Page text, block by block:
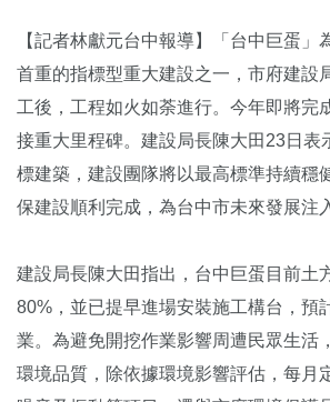
【記者林獻元台中報導】「台中巨蛋」
首重的指標型重大建設之一，市府建設
工後，工程如火如荼進行。今年即將完
接重大里程碑。建設局長陳大田23日表
標建築，建設團隊將以最高標準持續穩
保建設順利完成，為台中市未來發展注
建設局長陳大田指出，台中巨蛋目前土
80%，並已提早進場安裝施工構台，預
業。為避免開挖作業影響周遭民眾生活
環境品質，除依據環境影響評估，每月